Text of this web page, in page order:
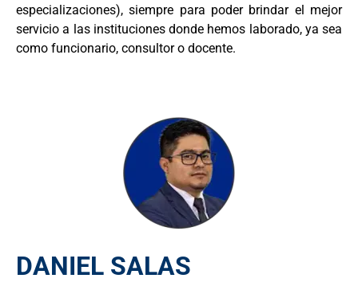
especializaciones), siempre para poder brindar el mejor
servicio a las instituciones donde hemos laborado, ya sea
como funcionario, consultor o docente.
DANIEL SALAS